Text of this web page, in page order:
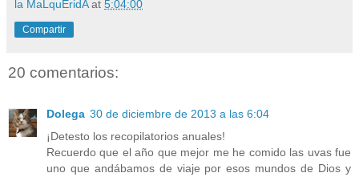
la MaLquEridA at 5:04:00
Compartir
20 comentarios:
Dolega 30 de diciembre de 2013 a las 6:04
¡Detesto los recopilatorios anuales!
Recuerdo que el año que mejor me he comido las uvas fue
uno que andábamos de viaje por esos mundos de Dios y